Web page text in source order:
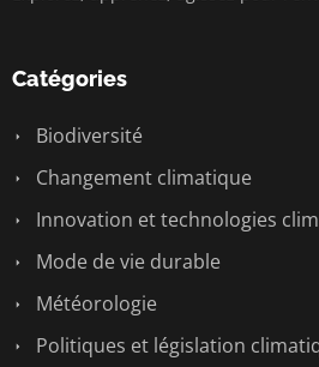
Catégories
Biodiversité
Changement climatique
Innovation et technologies
Mode de vie durable
Météorologie
Politiques et législation